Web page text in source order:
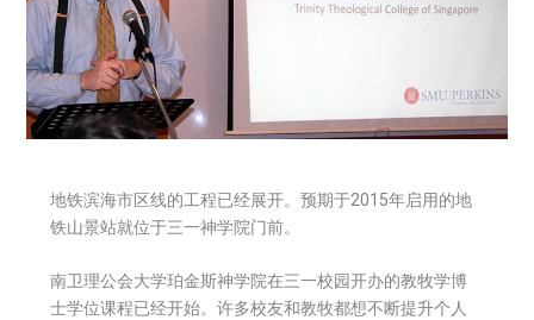
地铁滨海市区线的工程已经展开。预期于2015年启用的地
铁山景站就位于三一神学院门前。
南卫理公会大学珀金斯神学院在三一校园开办的教牧学博
士学位课程已经开始。许多校友和教牧都想不断提升个人